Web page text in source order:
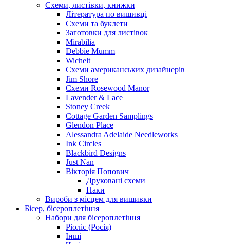
Схеми, листівки, книжки
Література по вишивці
Схеми та буклети
Заготовки для листівок
Mirabilia
Debbie Mumm
Wichelt
Схеми американських дизайнерів
Jim Shore
Cхеми Rosewood Manor
Lavender & Lace
Stoney Creek
Cottage Garden Samplings
Glendon Place
Alessandra Adelaide Needleworks
Ink Circles
Blackbird Designs
Just Nan
Вікторія Попович
Друковані схеми
Паки
Вироби з місцем для вишивки
Бісер, бісероплетіння
Набори для бісероплетіння
Ріоліс (Росія)
Інші